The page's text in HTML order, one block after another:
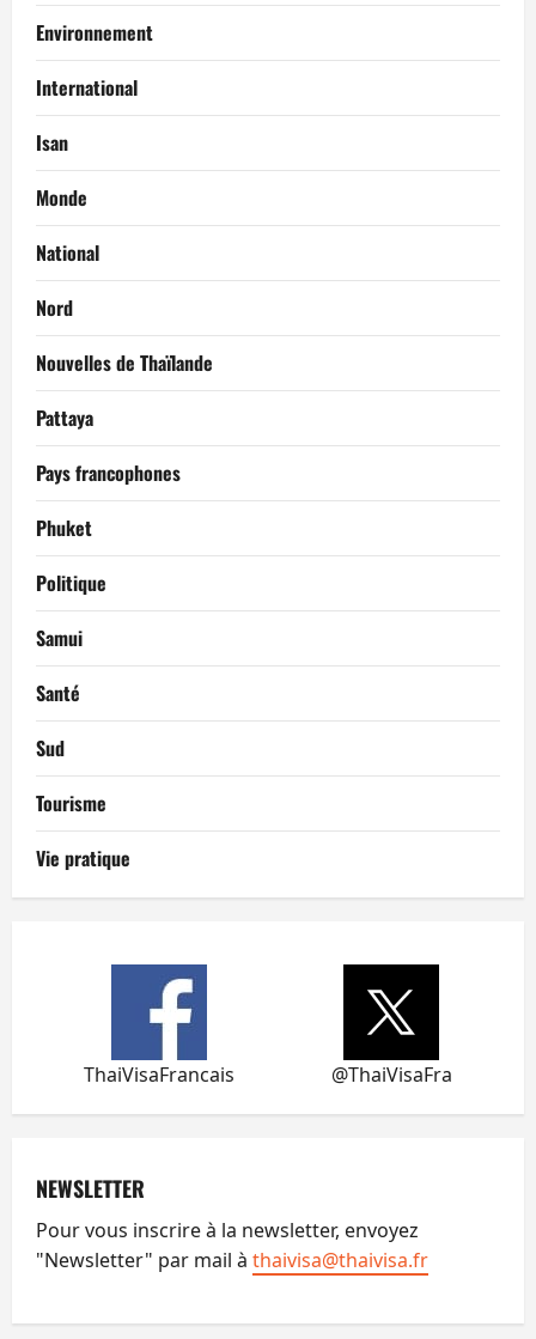
Environnement
International
Isan
Monde
National
Nord
Nouvelles de Thaïlande
Pattaya
Pays francophones
Phuket
Politique
Samui
Santé
Sud
Tourisme
Vie pratique
ThaiVisaFrancais @ThaiVisaFra
NEWSLETTER
Pour vous inscrire à la newsletter, envoyez
"Newsletter" par mail à thaivisa@thaivisa.fr